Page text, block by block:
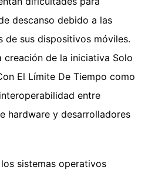
descanso debido a las
de sus dispositivos móviles.
creación de la iniciativa Solo
El Límite De Tiempo como
entre
hardware y desarrolladores
sistemas operativos